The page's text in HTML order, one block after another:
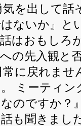
気を出して話
ないか』と
はおもしろ
の先入観と
常に戻れませ
ミーティ
のですか？
も聞きまし